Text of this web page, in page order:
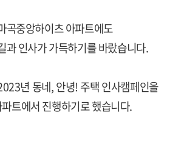
곡중앙하이츠 아파트에도
과 인사가 가득하기를 바랐습니다.
년 동네, 안녕! 주택 인사캠페인을
트에서 진행하기로 했습니다.